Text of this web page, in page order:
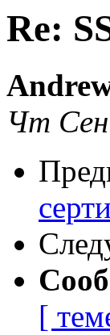
Re:
Чт Сен
[